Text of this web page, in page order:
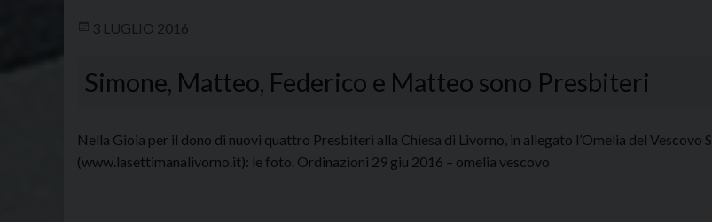
3 LUGLIO 2016
Simone, Matteo, Federico e Matteo sono Presbiteri
Nella Gioia per il dono di nuovi quattro Presbiteri alla Chiesa di Livorno, in allegato l’Omelia del
(www.lasettimanalivorno.it): le foto. Ordinazioni 29 giu 2016 – omelia vescovo